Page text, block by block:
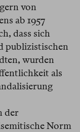
von
ab 1957
dass sich
publizistischen
wurden
als
der
Norm